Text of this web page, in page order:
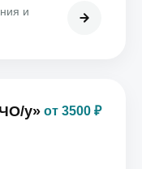
и
у» от 3500 ₽